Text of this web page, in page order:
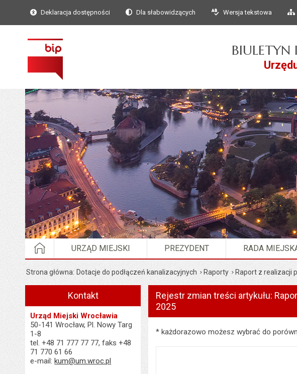
Deklaracja dostępności Dla słabowidzących Wersja tekstowa
BIULETYN
STRONA GŁÓWNA
URZĄD MIEJSKI PREZYDENT RADA
Strona główna Dotacje do podłączeń kanalizacyjnych Raporty Raport z realizacji
Kontakt
Urząd Miejski Wrocławia
50-141 Wrocław, Pl. Nowy Targ
1-8
tel. +48 71 777 77 77, faks +48
71 770 61 66
e-mail:kum@um.wroc.pl
Rejestr zmian treści artykułu:
2025
Rejestr zmian treści artykułu: Raport z
* każdorazowo możesz wybrać do